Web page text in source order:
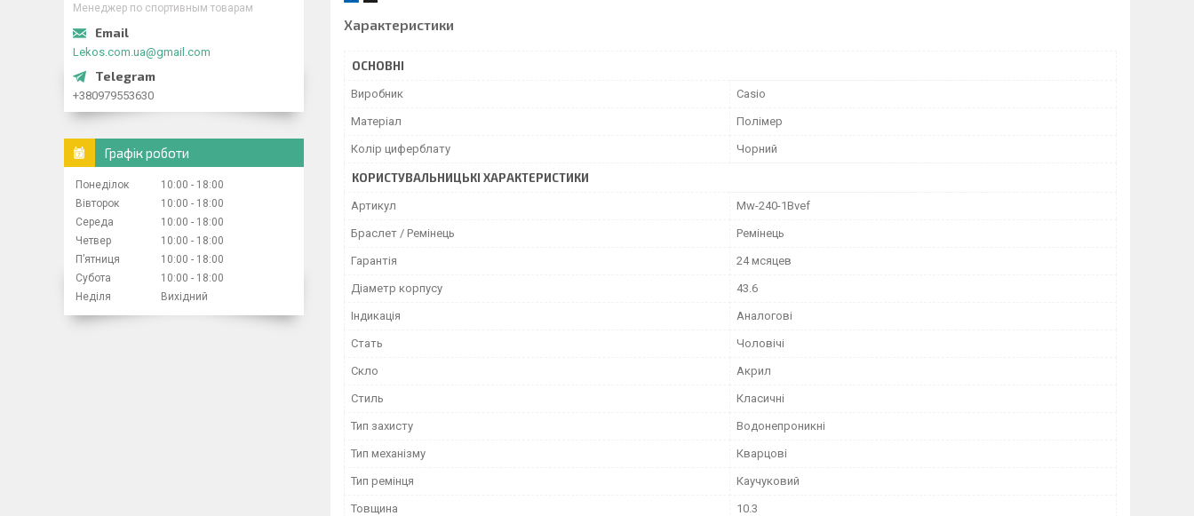
Характеристики
ОСНОВНІ
Виробник Casio
Матеріал Полімер
Колір циферблату Чорний
КОРИСТУВАЛЬНИЦЬКІ ХАРАКТЕРИСТИКИ
Артикул Mw-240-1Bvef
Браслет / Ремінець Ремінець
Гарантія 24 мсяцев
Діаметр корпусу 43.6
Індикація Аналогові
Стать Чоловічі
Скло Акрил
Стиль Класичні
Тип захисту Водонепроникні
Тип механізму Кварцові
Тип ремінця Каучуковий
Товщина 10.3
Менеджер по спортивным товарам
Lekos.com.ua@gmail.com
+380979553630
Графік роботи
Понеділок 10:00
18:00
Вівторок
10:00
18:00
Середа
10:00
18:00
Четвер
10:00
18:00
Пʼятниця
10:00
18:00
Субота
10:00
18:00
Неділя
Вихідний